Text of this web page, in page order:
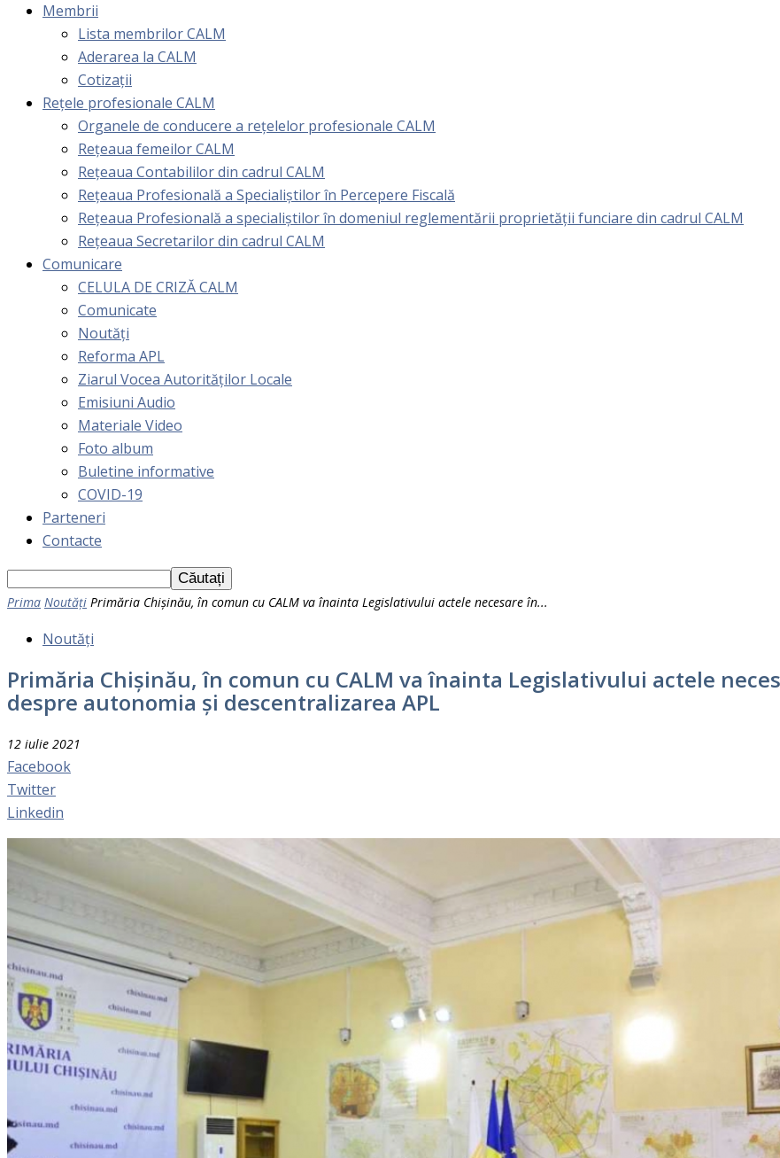
Membrii
Lista membrilor CALM
Aderarea la CALM
Cotizaţii
Rețele profesionale CALM
Organele de conducere a rețelelor profesionale CALM
Rețeaua femeilor CALM
Rețeaua Contabililor din cadrul CALM
Rețeaua Profesională a Specialiștilor în Percepere Fiscală
Reţeaua Profesională a specialiştilor în domeniul reglementării proprietăţii funciare din cadrul CALM
Rețeaua Secretarilor din cadrul CALM
Comunicare
CELULA DE CRIZĂ CALM
Comunicate
Noutăți
Reforma APL
Ziarul Vocea Autorităților Locale
Emisiuni Audio
Materiale Video
Foto album
Buletine informative
COVID-19
Parteneri
Contacte
Prima Noutăți Primăria Chișinău, în comun cu CALM va înainta Legislativului actele necesare în...
Noutăți
Primăria Chișinău, în comun cu CALM va înainta Legislativului actele
despre autonomia și descentralizarea APL
12 iulie 2021
Facebook
Twitter
Linkedin